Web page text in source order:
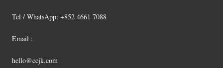
Tel / WhatsApp: +852 4661 7088
Email :
hello@ccjk.com